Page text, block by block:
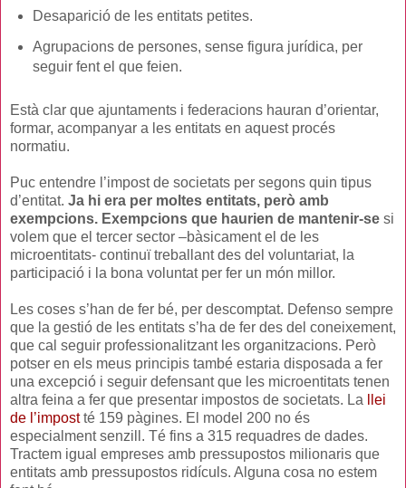
Desaparició de les entitats petites.
Agrupacions de persones, sense figura jurídica, per
seguir fent el que feien.
Està clar que ajuntaments i federacions hauran d’orientar,
formar, acompanyar a les entitats en aquest procés
normatiu.
Puc entendre l’impost de societats per segons quin tipus
d’entitat. Ja hi era per moltes entitats, però amb
exempcions. Exempcions que haurien de mantenir-se si
volem que el tercer sector –bàsicament el de les
microentitats- continuï treballant des del voluntariat, la
participació i la bona voluntat per fer un món millor.
Les coses s’han de fer bé, per descomptat. Defenso sempre
que la gestió de les entitats s’ha de fer des del coneixement,
que cal seguir professionalitzant les organitzacions. Però
potser en els meus principis també estaria disposada a fer
una excepció i seguir defensant que les microentitats tenen
altra feina a fer que presentar impostos de societats. La
llei
de l’impostté 159 pàgines. El model 200 no és
especialment senzill. Té fins a 315 requadres de dades.
Tractem igual empreses amb pressupostos milionaris que
entitats amb pressupostos ridículs. Alguna cosa no estem